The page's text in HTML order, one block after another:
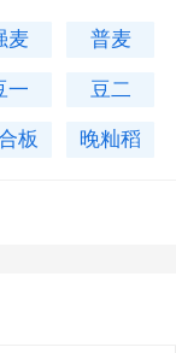
麦 普麦
一 豆二
板 晚籼稻